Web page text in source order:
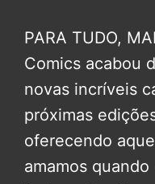
PARA TUDO,
Comics acabou
novas incríveis
próximas
oferecendo
amamos